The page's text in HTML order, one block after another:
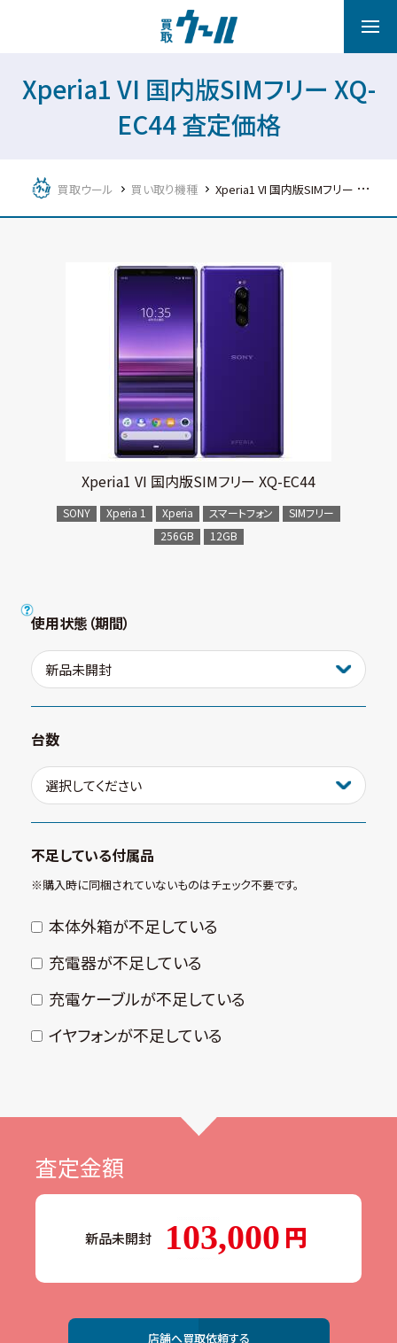
Xperia1 VI 国内版SIMフリー XQ-
EC44 査定価格
買取ウール 買い取り機種 Xperia1 VI 国内版SIMフリー XQ-EC44
Xperia1 VI 国内版SIMフリー XQ-EC44
SONY Xperia 1 Xperia スマートフォン
SIMフリー
256GB
12GB
使用状態（期間）
台数
不足している付属品
※購⼊時に同梱されていないものはチェック不要です。
本体外箱が不⾜している
充電器が不⾜している
充電ケーブルが不⾜している
イヤフォンが不⾜している
査定金額
新品未開封 103,000
店舗へ買取依頼する